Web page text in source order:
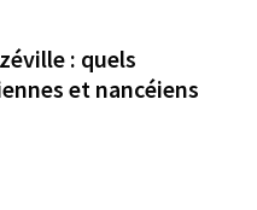
: quels
et nancéiens